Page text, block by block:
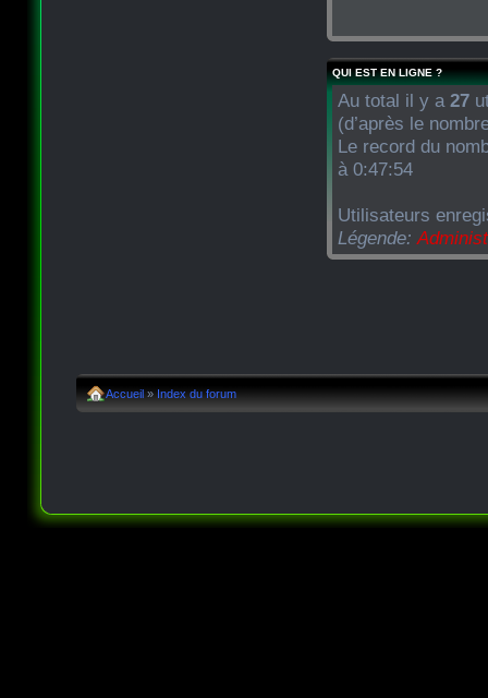
QUI EST EN LIGNE ?
Au total il y a 27
(d’après le
Le record du
à 0:47:54
Utilisateurs
Légende:
Accueil » Index du forum